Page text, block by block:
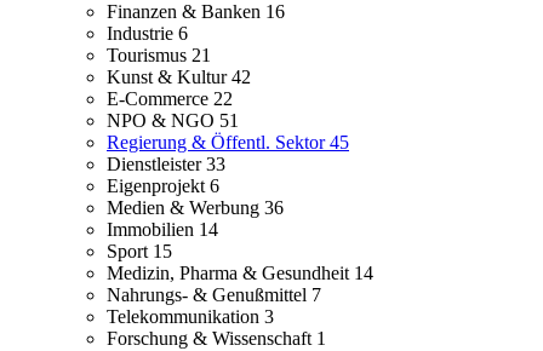
Finanzen & Banken 16
Industrie 6
Tourismus 21
Kunst & Kultur42
E-Commerce 22
NPO & NGO 51
Regierung & Öffentl. Sektor45
Dienstleister33
Eigenprojekt 6
Medien & Werbung 36
Immobilien 14
Sport 15
Medizin, Pharma & Gesundheit 14
Nahrungs- & Genußmittel 7
Telekommunikation 3
Forschung & Wissenschaft 1